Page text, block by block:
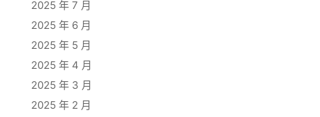
2025 年 7 月
2025 年 6 月
2025 年 5 月
2025 年 4 月
2025 年 3 月
2025 年 2 月